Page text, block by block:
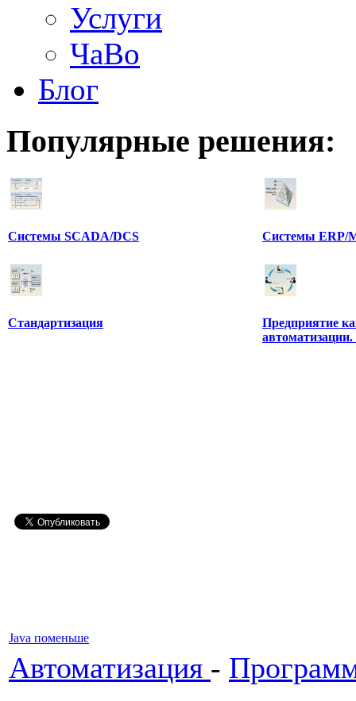
Услуги
ЧаВо
Блог
Популярные решения:
Системы SCADA/DCS Системы ERP/
Стандартизация
Предприятие
Java поменьше
Автоматизация -